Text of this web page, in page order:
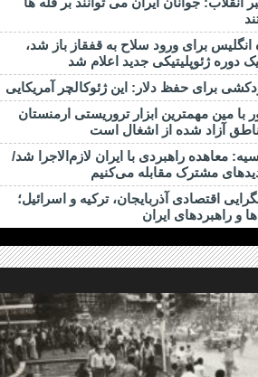
انگلیس برای ورود سلاح به قفقاز باز شد،
یک دوره ژئوپلیتیکی جدید اعلام شد
برای حفظ دلار: این ژئوکالچر آمریکایی
با مین مهمترین ابزار تروریستی ارمنستان
آزاد شده از اشغال است
معاهده راهبردی با ایران لازم‌الاجرا شد/
مشترک مقابله می‌کنیم
اقتصادی آذربایجان، ترکیه و اسرائیل؛
و راهبردهای ایران